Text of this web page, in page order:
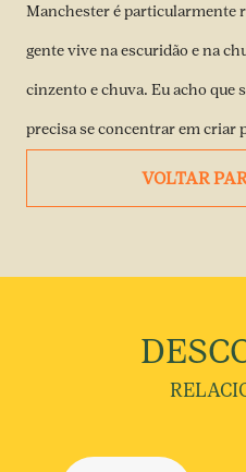
Manchester é particularmente
gente vive na escuridão e na
cinzento e chuva. Eu acho que
precisa se concentrar em criar
VOLTAR